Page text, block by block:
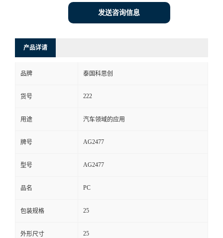
发送咨询信息
产品详请
品牌 泰国科思创
货号 222
用途 汽车领域的应用
牌号 AG2477
型号 AG2477
品名 PC
包装规格 25
外形尺寸 25